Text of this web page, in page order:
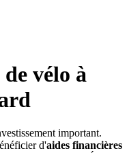
vélo à
important.
d'aides financières